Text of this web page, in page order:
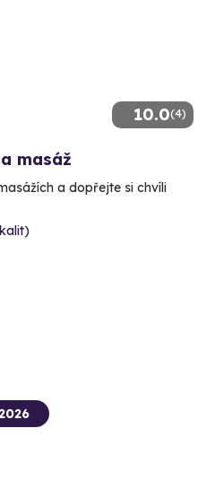
10.0(4)
masáž
a dopřejte si chvíli